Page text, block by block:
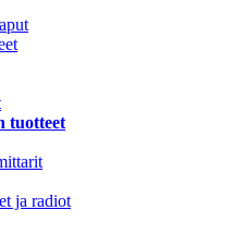
tuotteet
ja radiot